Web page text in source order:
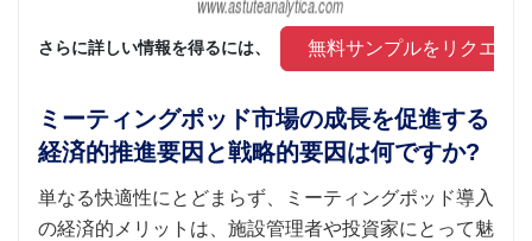
さらに詳しい情報を得るには、 無料サンプルをリクエス
ミーティングポッド市場の成長を促進する
経済的推進要因と戦略的要因は何ですか?
単なる快適性にとどまらず、ミーティングポッド導入
の経済的メリットは、施設管理者や投資家にとって魅